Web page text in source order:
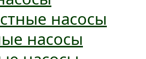
насосы
насосы